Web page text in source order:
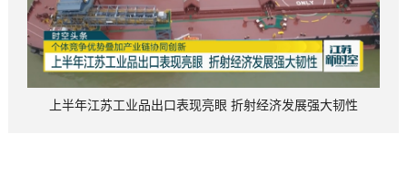
上半年江苏工业品出口表现亮眼 折射经济发展强大韧性